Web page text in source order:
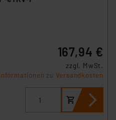
167,94 €
zzgl. MwSt.
Informationen zu Versandkosten